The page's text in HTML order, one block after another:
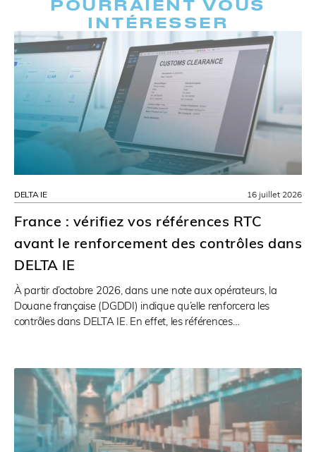
POURRAIENT VOUS
INTÉRESSER
DELTA IE
France : vérifiez vos références RTC
avant le renforcement des contrôles dans
DELTA IE
À partir d’octobre 2026, dans une note aux opérateurs, la
Douane française (DGDDI) indique qu’elle renforcera les
contrôles dans DELTA IE. En effet, les références…
16 juillet 2026